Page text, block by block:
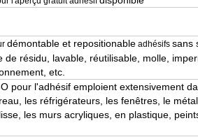
démontable et repositionable adhésifs sans
de résidu, lavable, réutilisable, molle,
etc.
pour l'adhésif emploient extensivement
les réfrigérateurs, les fenêtres, le
les murs acryliques, en plastique,